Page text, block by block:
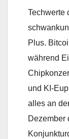
Techwerte
Plus.
während
und KI-
alles an
Dezember